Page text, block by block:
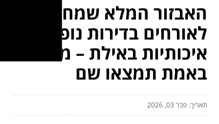
האבזור המלא שמחכה
לאורחים בדירות נופש
איכותיות באילת – מה
באמת תמצאו שם
תאריך: פבר 03, 2026